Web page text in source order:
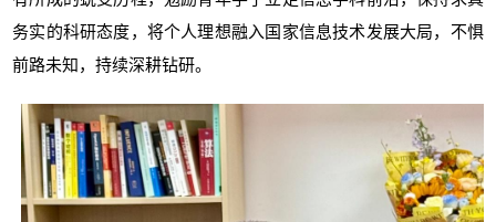
务实的科研态度，将个人理想融入国家信息技术发展大局，不惧
前路未知，持续深耕钻研。